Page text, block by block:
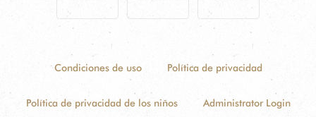
Condiciones de uso Política de privacidad
Política de privacidad de los niños Administrator Login